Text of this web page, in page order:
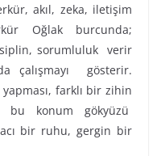
akıl, zeka, iletişim
Oğlak burcunda;
sorumluluk verir
çalışmayı gösterir.
farklı bir zihin
bu konum gökyüzü
bir ruhu, gergin bir